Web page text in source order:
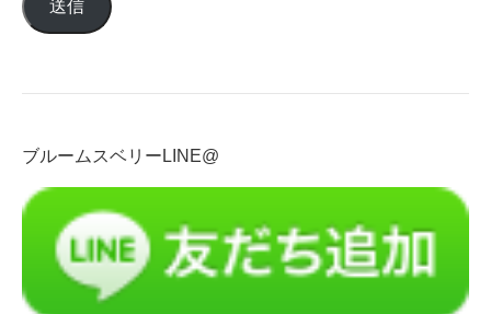
ア
ス
入
送信
ブルームスベリーLINE@